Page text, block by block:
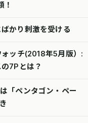
かり刺激を受ける
ッチ(2018年5月版）:
7Pとは？
「ペンタゴン・ペー